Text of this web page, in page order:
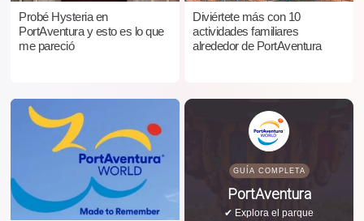
Probé Hysteria en
PortAventura y esto es lo que
me pareció
Diviértete más con 10
actividades familiares
alrededor de PortAventura
GUÍA COMPLETA
PortAventura
✔ Explora el parque